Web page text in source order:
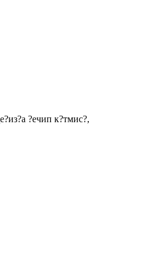
?ечип к?тмис?,